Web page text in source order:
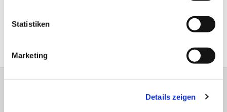
Statistiken
Marketing
Details zeigen
Frohlinde Am Weißdorn 2a 44577